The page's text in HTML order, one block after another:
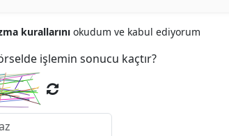
kurallarını okudum ve kabul ediyorum
işlemin sonucu kaçtır?